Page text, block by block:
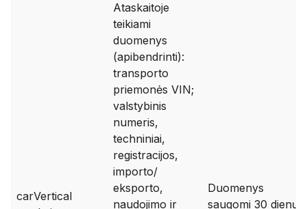
carVertical
Ataskaitoje
teikiami
duomenys
(apibendrinti):
transporto
priemonės VIN;
valstybinis
numeris,
techniniai,
registracijos,
importo/
eksporto,
naudojimo ir
Duomenys
saugomi 30 dienų